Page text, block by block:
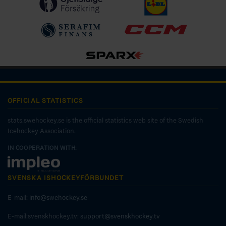
OFFICIAL STATISTICS
stats.swehockey.se is the official statistics web site of the Swedish
Icehockey Association.
IN COOPERATION WITH:
SVENSKA ISHOCKEYFÖRBUNDET
E-mail: info@swehockey.se
E-mail:svenskhockey.tv: support@svenskhockey.tv